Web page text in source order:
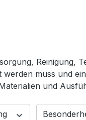
Reinigung,
muss und
und